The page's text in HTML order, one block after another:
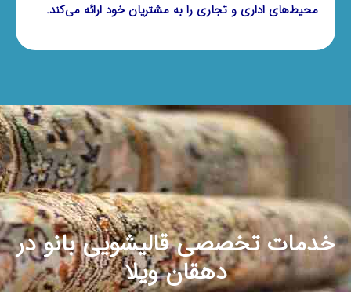
محیط‌های اداری و تجاری را به مشتریان خود ارائه می‌کند.
خدمات تخصصی قالیشویی بانو در
دهقان ویلا